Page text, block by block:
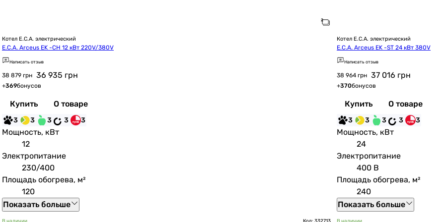
Котел E.C.A. электрический
E.C.A. Arceus EK -CH 12 кВт 220V/380V
Написать отзыв
38 879 грн 36 935 грн
+369бонусов
Купить О товаре
3 3 3 3 3
Мощность, кВт
12
Электропитание
230/400
Площадь обогрева, м²
120
Показать больше
Котел E.C.A. электрический
E.C.A. Arceus EK -ST 24 кВт 380V
Написать отзыв
38 964 грн 37 016 грн
+370бонусов
Купить О товаре
3 3 3 3 3
Мощность, кВт
24
Электропитание
400 В
Площадь обогрева, м²
240
Показать больше